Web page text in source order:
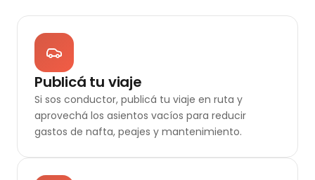
Publicá tu viaje
Si sos conductor, publicá tu viaje en ruta y
aprovechá los asientos vacíos para reducir
gastos de nafta, peajes y mantenimiento.